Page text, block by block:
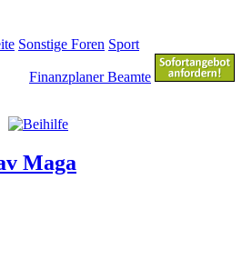
Sonstige Foren Sport
Finanzplaner Beamte
Maga